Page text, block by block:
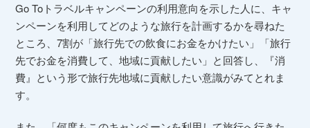
Go Toトラベルキャンペーンの利用意向を示した人に、キャ
ンペーンを利用してどのような旅行を計画するかを尋ねた
ところ、7割が「旅行先での飲食にお金をかけたい」「旅行
先でお金を消費して、地域に貢献したい」と回答し、『消
費』という形で旅行先地域に貢献したい意識がみてとれま
す。